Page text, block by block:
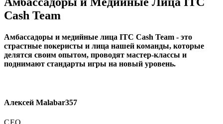
Cash Team
Амбассадоры и медийные лица ITC Cash Team - это
страстные покеристы и лица нашей команды, которые
делятся своим опытом, проводят мастер-классы и
поднимают стандарты игры на новый уровень.
Алексей Malabar357
CEO